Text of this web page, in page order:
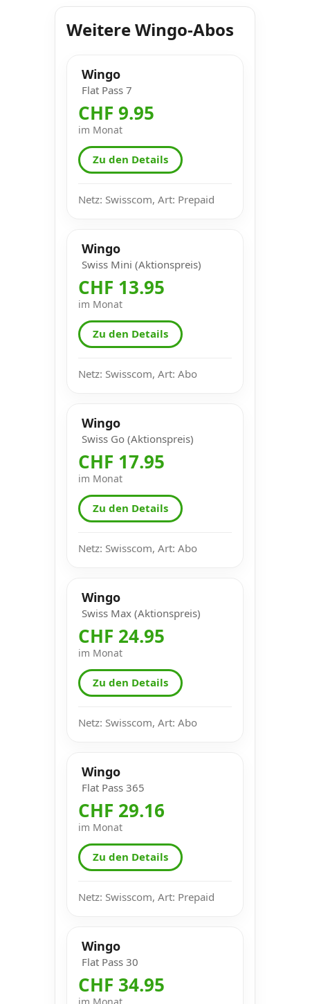
Weitere Wingo-Abos
Wingo
Flat Pass 7
CHF 9.95
im Monat
Zu den Details
Netz: Swisscom, Art: Prepaid
Wingo
Swiss Mini (Aktionspreis)
CHF 13.95
im Monat
Zu den Details
Netz: Swisscom, Art: Abo
Wingo
Swiss Go (Aktionspreis)
CHF 17.95
im Monat
Zu den Details
Netz: Swisscom, Art: Abo
Wingo
Swiss Max (Aktionspreis)
CHF 24.95
im Monat
Zu den Details
Netz: Swisscom, Art: Abo
Wingo
Flat Pass 365
CHF 29.16
im Monat
Zu den Details
Netz: Swisscom, Art: Prepaid
Wingo
Flat Pass 30
CHF 34.95